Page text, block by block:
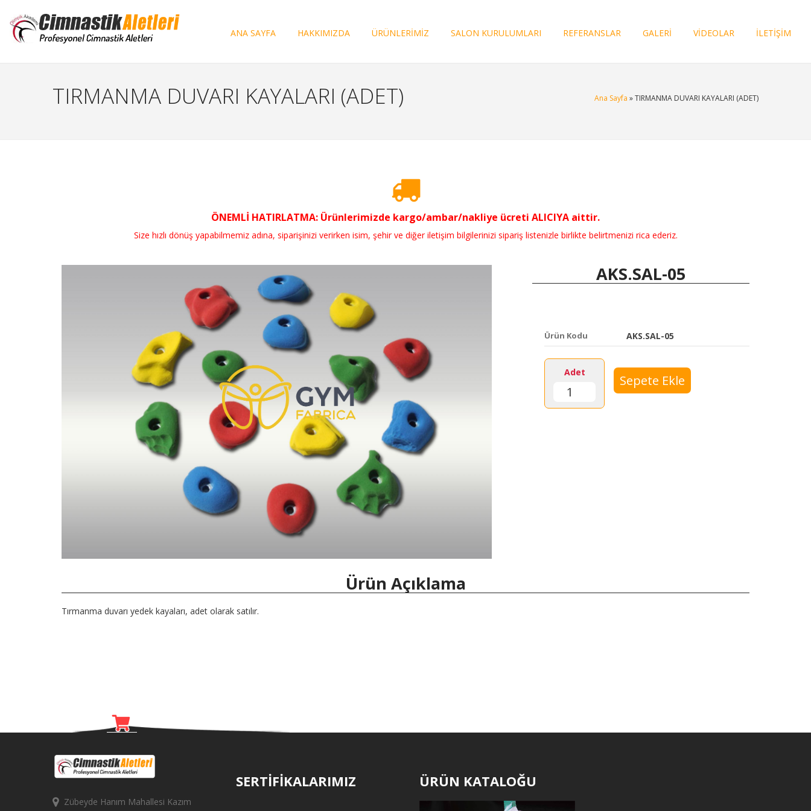
ANA SAYFA HAKKIMIZDA ÜRÜNLERİMİZ SALON KURULUMLARI REFERANSLAR GALERİ VİDEOLAR İLETİŞİM
TIRMANMA DUVARI KAYALARI (ADET) Ana Sayfa » TIRMANMA DUVARI KAYALARI (ADET)
ÖNEMLİ HATIRLATMA: Ürünlerimizde kargo/ambar/nakliye ücreti ALICIYA aittir.
Size hızlı dönüş yapabilmemiz adına, siparişinizi verirken isim, şehir ve diğer iletişim bilgilerinizi sipariş listenizle birlikte belirtmenizi rica ederiz.
AKS.SAL-05
Ürün Kodu AKS.SAL-05
Adet
Ürün Açıklama
Tırmanma duvarı yedek kayaları, adet olarak satılır.
Zübeyde Hanım Mahallesi Kazım
SERTİFİKALARIMIZ ÜRÜN KATALOĞU